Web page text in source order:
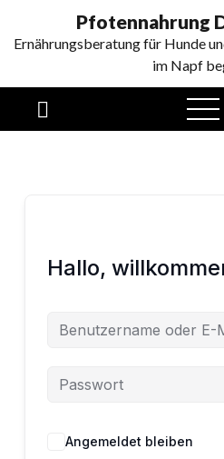
Pfotennahrung
Ernährungsberatung für Hunde
im Napf
Hallo,
Angemeldet bleiben